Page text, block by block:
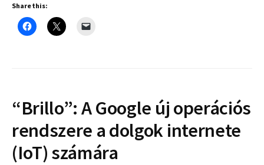
Share this:
“Brillo”: A Google új operációs
rendszere a dolgok internete
(IoT) számára